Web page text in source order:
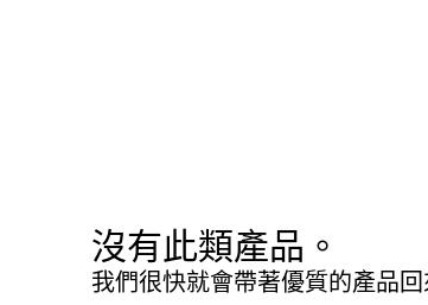
沒有此類產品。
我們很快就會帶著優質的產品